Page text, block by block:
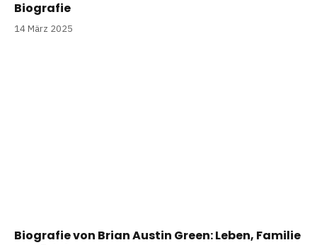
Biografie
14 März 2025
Biografie von Brian Austin Green: Leben, Familie